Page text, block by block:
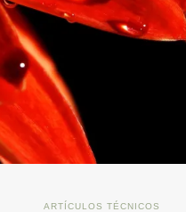
ARTÍCULOS TÉCNICOS